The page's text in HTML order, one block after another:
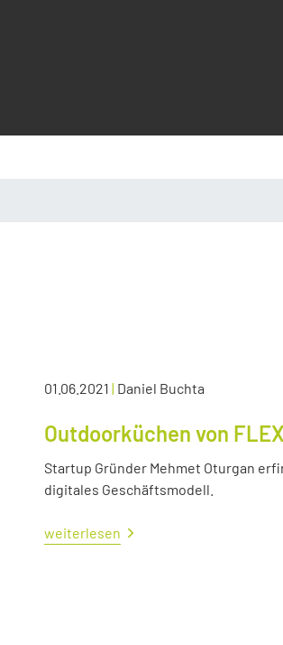
01.06.2021 | Daniel Buchta
Outdoorküchen von
Startup Gründer Mehmet Oturgan
digitales Geschäftsmodell.
weiterlesen